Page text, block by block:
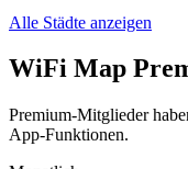
Alle Städte anzeigen
WiFi Map
Premium-Mitglieder
App-Funktionen.